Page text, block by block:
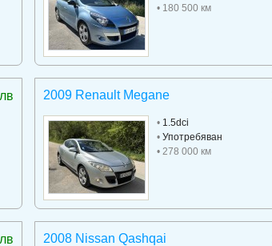
• 180 500 км
2009 Renault Megane
•1.5dci
•Употребяван
• 278 000 км
2008 Nissan Qashqai